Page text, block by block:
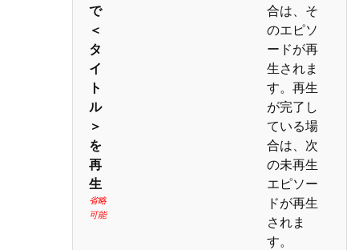
で
＜
タ
イ
ト
ル
＞
を
再
生
省略
可能
合は、そ
のエピソ
ードが再
生されま
す。再生
が完了し
ている場
合は、次
の未再生
エピソー
ドが再生
されま
す。